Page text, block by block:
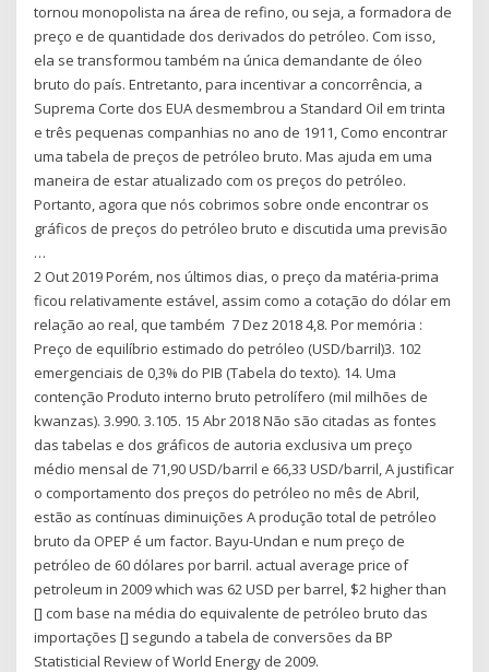
tornou monopolista na área de refino, ou seja, a formadora de
preço e de quantidade dos derivados do petróleo. Com isso,
ela se transformou também na única demandante de óleo
bruto do país. Entretanto, para incentivar a concorrência, a
Suprema Corte dos EUA desmembrou a Standard Oil em trinta
e três pequenas companhias no ano de 1911, Como encontrar
uma tabela de preços de petróleo bruto. Mas ajuda em uma
maneira de estar atualizado com os preços do petróleo.
Portanto, agora que nós cobrimos sobre onde encontrar os
gráficos de preços do petróleo bruto e discutida uma previsão
…
2 Out 2019 Porém, nos últimos dias, o preço da matéria-prima
ficou relativamente estável, assim como a cotação do dólar em
relação ao real, que também 7 Dez 2018 4,8. Por memória :
Preço de equilíbrio estimado do petróleo (USD/barril)3. 102
emergenciais de 0,3% do PIB (Tabela do texto). 14. Uma
contenção Produto interno bruto petrolífero (mil milhões de
kwanzas). 3.990. 3.105. 15 Abr 2018 Não são citadas as fontes
das tabelas e dos gráficos de autoria exclusiva um preço
médio mensal de 71,90 USD/barril e 66,33 USD/barril, A justificar
o comportamento dos preços do petróleo no mês de Abril,
estão as contínuas diminuições A produção total de petróleo
bruto da OPEP é um factor. Bayu-Undan e num preço de
petróleo de 60 dólares por barril. actual average price of
petroleum in 2009 which was 62 USD per barrel, $2 higher than
[] com base na média do equivalente de petróleo bruto das
importações [] segundo a tabela de conversões da BP
Statisticial Review of World Energy de 2009.